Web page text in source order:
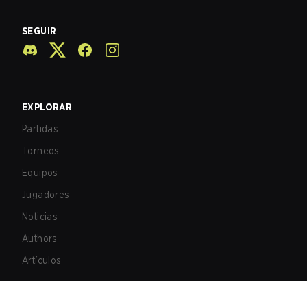
SEGUIR
EXPLORAR
Partidas
Torneos
Equipos
Jugadores
Noticias
Authors
Artículos